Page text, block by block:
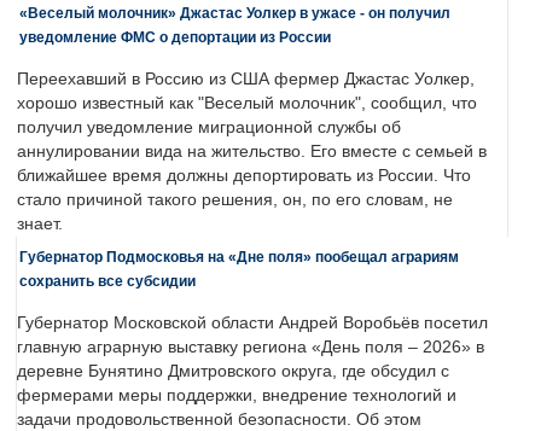
«Веселый молочник» Джастас Уолкер в ужасе - он получил
уведомление ФМС о депортации из России
Переехавший в Россию из США фермер Джастас Уолкер,
хорошо известный как "Веселый молочник", сообщил, что
получил уведомление миграционной службы об
аннулировании вида на жительство. Его вместе с семьей в
ближайшее время должны депортировать из России. Что
стало причиной такого решения, он, по его словам, не
знает.
Губернатор Подмосковья на «Дне поля» пообещал аграриям
сохранить все субсидии
Губернатор Московской области Андрей Воробьёв посетил
главную аграрную выставку региона «День поля – 2026» в
деревне Бунятино Дмитровского округа, где обсудил с
фермерами меры поддержки, внедрение технологий и
задачи продовольственной безопасности. Об этом